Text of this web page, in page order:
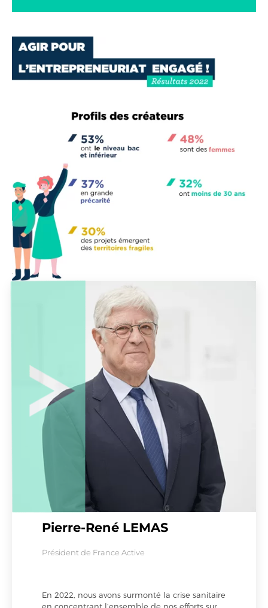
Pierre-René LEMAS
Président de France Active
En 2022, nous avons surmonté la crise sanitaire